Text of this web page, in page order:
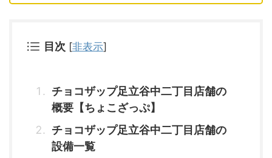
目次 [非表示]
チョコザップ足立谷中二丁目店舗の
概要【ちょこざっぷ】
チョコザップ足立谷中二丁目店舗の
設備一覧